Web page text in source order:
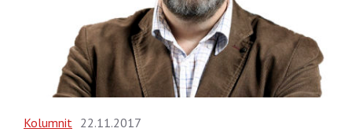
Kolumnit 22.11.2017